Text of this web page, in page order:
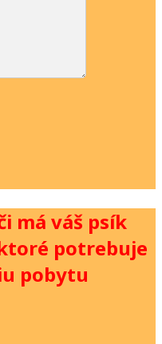
má váš psík
potrebuje
pobytu